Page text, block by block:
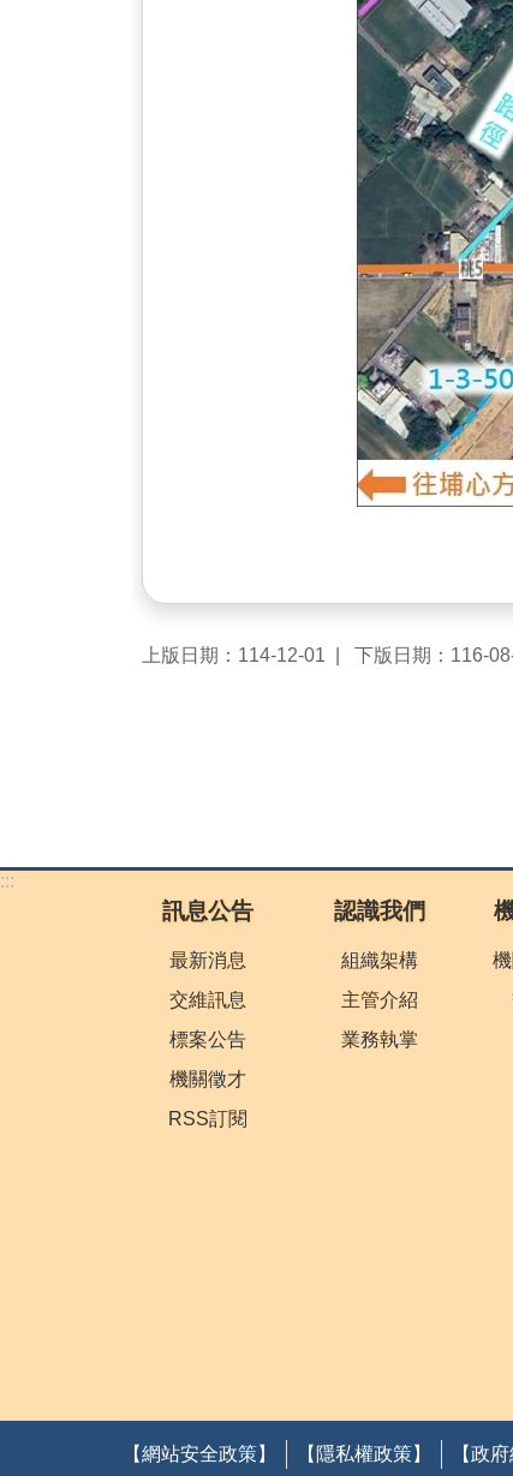
上版日期：114-12-01 下版日期：116-
:::
訊息公告
最新消息
交維訊息
標案公告
機關徵才
RSS訂閱
認識我們
組織架構
主管介紹
業務執掌
【網站安全政策】 【隱私權政策】
【政